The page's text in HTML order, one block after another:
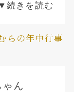
▼続きを読む
らの年中行事
ん